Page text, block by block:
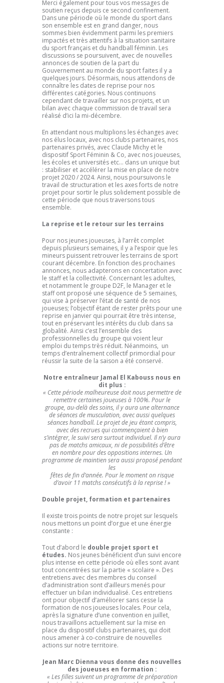
Merci également pour tous vos messages de
soutien reçus depuis ce second confinement.
Dans une période où le monde du sport dans
son ensemble est en grand danger, nous
sommes bien évidemment parmi les premiers
impactés et très attentifs à la situation sanitaire
du sport français et du handball féminin. Les
discussions se poursuivent, avec de nouvelles
annonces de soutien de la part du
Gouvernement au monde du sport faites il y a
quelques jours. Désormais, nous attendons de
connaître les dates de reprise pour nos
différentes catégories. Nous continuons
cependant de travailler sur nos projets, et un
bilan avec chaque commission de travail sera
réalisé d’ici la mi-décembre.
En attendant nous multiplions les échanges avec
nos élus locaux, avec nos clubs partenaires, nos
partenaires privés, avec Claude Michy et le
dispositif Sport Féminin & Co, avec nos joueuses,
les écoles et universités etc… dans un unique but
: stabiliser et accélérer la mise en place de notre
projet 2020 / 2024. Ainsi, nous poursuivons le
travail de structuration et les axes forts de notre
projet pour sortir le plus solidement possible de
cette période que nous traversons tous
ensemble.
La reprise et le retour sur les terrains
Pour nos jeunes joueuses, à l’arrêt complet
depuis plusieurs semaines, il y a l’espoir que les
mineurs puissent retrouver les terrains de sport
courant décembre. En fonction des prochaines
annonces, nous adapterons en concertation avec
le staff et la collectivité. Concernant les adultes,
et notamment le groupe D2F, le Manager et le
staff ont proposé une séquence de 5 semaines,
qui vise à préserver l’état de santé de nos
joueuses; l’objectif étant de rester prêts pour une
reprise en janvier qui pourrait être très intense,
tout en préservant les intérêts du club dans sa
globalité. Ainsi c’est l’ensemble des
professionnelles du groupe qui voient leur
emploi du temps très réduit. Néanmoins, un
temps d’entraînement collectif primordial pour
réussir la suite de la saison a été conservé.
Notre entraîneur Jamal El Kabouss nous en
dit plus :
« Cette période malheureuse doit nous permettre de
remettre certaines joueuses à 100%. Pour le
groupe, au-delà des soins, il y aura une alternance
de séances de musculation, avec aussi quelques
séances handball. Le projet de jeu étant compris,
avec des recrues qui commençaient à bien
s’intégrer, le suivi sera surtout individuel. Il n’y aura
pas de matchs amicaux, ni de possibilités d’être
en nombre pour des oppositions internes. Un
programme de maintien sera aussi proposé pendant
les
fêtes de fin d’année. Pour le moment on risque
d’avoir 11 matchs consécutifs à la reprise ! »
Double projet, formation et partenaires
Il existe trois points de notre projet sur lesquels
nous mettons un point d’orgue et une énergie
constante :
Tout d’abord le double projet sport et
études. Nos jeunes bénéficient d’un suivi encore
plus intense en cette période où elles sont avant
tout concentrées sur la partie « scolaire ». Des
entretiens avec des membres du conseil
d’administration sont d’ailleurs menés pour
effectuer un bilan individualisé. Ces entretiens
ont pour objectif d’améliorer sans cesse la
formation de nos joueuses locales. Pour cela,
après la signature d’une convention en juillet,
nous travaillons actuellement sur la mise en
place du dispositif clubs partenaires, qui doit
nous amener à co-construire de nouvelles
actions sur notre territoire.
Jean Marc Dienna vous donne des nouvelles
des joueuses en formation :
« Les filles suivent un programme de préparation